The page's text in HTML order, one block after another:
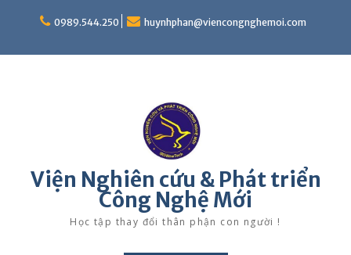
0989.544.250 huynhphan@viencongnghemoi.com
Viện Nghiên cứu & Phát triển
Công Nghệ Mới
Học tập thay đổi thân phận con người !